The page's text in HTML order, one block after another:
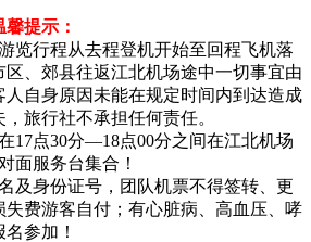
馨提示：
览行程从去程登机开始至回程飞机落
、郊县往返江北机场途中一切事宜由
自身原因未能在规定时间内到达造成
旅行社不承担任何责任。
17点30分—18点00分之间在江北机场
面服务台集合！
及身份证号，团队机票不得签转、更
费游客自付；有心脏病、高血压、哮
参加！